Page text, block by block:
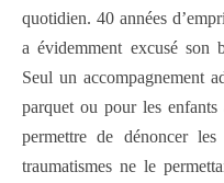
quotidien. 40 années
a évidemment excusé son
Seul un accompagnement
parquet ou pour les
permettre de dénoncer les
traumatismes ne le